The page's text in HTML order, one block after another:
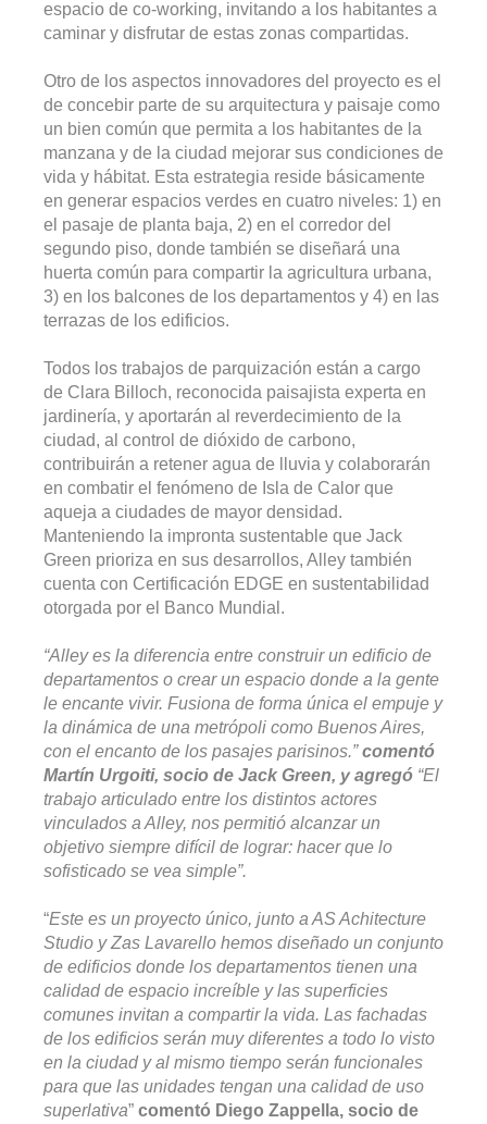
espacio de co-working, invitando a los habitantes a
caminar y disfrutar de estas zonas compartidas.
Otro de los aspectos innovadores del proyecto es el
de concebir parte de su arquitectura y paisaje como
un bien común que permita a los habitantes de la
manzana y de la ciudad mejorar sus condiciones de
vida y hábitat. Esta estrategia reside básicamente
en generar espacios verdes en cuatro niveles: 1) en
el pasaje de planta baja, 2) en el corredor del
segundo piso, donde también se diseñará una
huerta común para compartir la agricultura urbana,
3) en los balcones de los departamentos y 4) en las
terrazas de los edificios.
Todos los trabajos de parquización están a cargo
de Clara Billoch, reconocida paisajista experta en
jardinería, y aportarán al reverdecimiento de la
ciudad, al control de dióxido de carbono,
contribuirán a retener agua de lluvia y colaborarán
en combatir el fenómeno de Isla de Calor que
aqueja a ciudades de mayor densidad.
Manteniendo la impronta sustentable que Jack
Green prioriza en sus desarrollos, Alley también
cuenta con Certificación EDGE en sustentabilidad
otorgada por el Banco Mundial.
“Alley es la diferencia entre construir un edificio de
departamentos o crear un espacio donde a la gente
le encante vivir. Fusiona de forma única el empuje y
la dinámica de una metrópoli como Buenos Aires,
con el encanto de los pasajes parisinos.”comentó
Martín Urgoiti, socio de Jack Green, y agregó “El
trabajo articulado entre los distintos actores
vinculados a Alley, nos permitió alcanzar un
objetivo siempre difícil de lograr: hacer que lo
sofisticado se vea simple”.
“Este es un proyecto único, junto a AS Achitecture
Studio y Zas Lavarello hemos diseñado un conjunto
de edificios donde los departamentos tienen una
calidad de espacio increíble y las superficies
comunes invitan a compartir la vida. Las fachadas
de los edificios serán muy diferentes a todo lo visto
en la ciudad y al mismo tiempo serán funcionales
para que las unidades tengan una calidad de uso
superlativa” comentó Diego Zappella, socio de